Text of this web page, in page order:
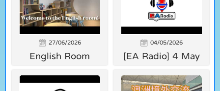
27/06/2026
English Room
04/05/2026
[EA Radio] 4 May